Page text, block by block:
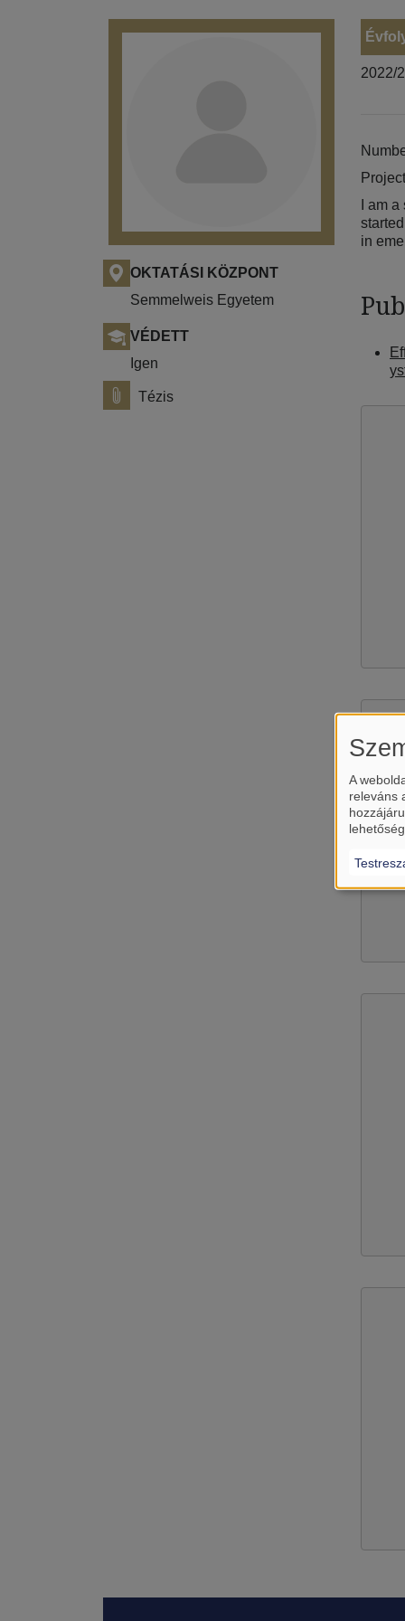
OKTATÁSI KÖZPONT
Semmelweis Egyetem
VÉDETT
Igen
Tézis
2022/
I am
in
A
releváns